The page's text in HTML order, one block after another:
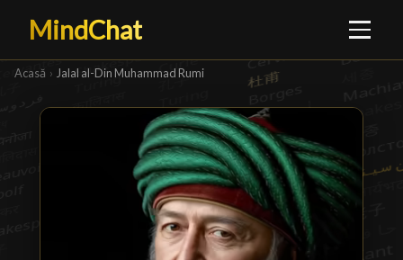
MindChat
Acasă › Jalal al-Din Muhammad Rumi